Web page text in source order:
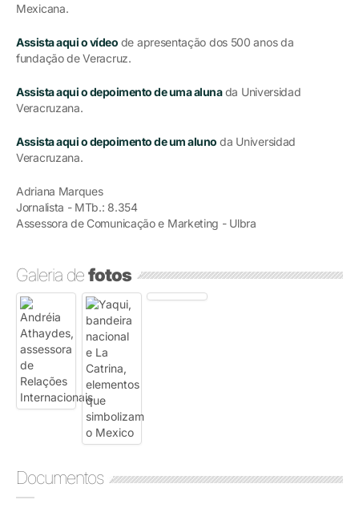
Mexicana.
Assista aqui o vídeo de apresentação dos 500 anos da
fundação de Veracruz.
Assista aqui o depoimento de uma alunada Universidad
Veracruzana.
Assista aqui o depoimento de um aluno da Universidad
Veracruzana.
Adriana Marques
Jornalista - MTb.: 8.354
Assessora de Comunicação e Marketing - Ulbra
Galeria defotos
Documentos